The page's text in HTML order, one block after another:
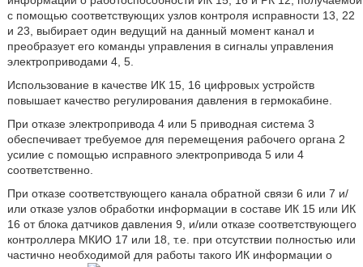
с помощью соответствующих узлов контроля исправности 13, 22
и 23, выбирает один ведущий на данный момент канал и
преобразует его команды управления в сигналы управления
электроприводами 4, 5.
Использование в качестве ИК 15, 16 цифровых устройств
повышает качество регулирования давления в гермокабине.
При отказе электропривода 4 или 5 приводная система 3
обеспечивает требуемое для перемещения рабочего органа 2
усилие с помощью исправного электропривода 5 или 4
соответственно.
При отказе соответствующего канала обратной связи 6 или 7 и/
или отказе узлов обработки информации в составе ИК 15 или ИК
16 от блока датчиков давления 9, и/или отказе соответствующего
контроллера МКИО 17 или 18, т.е. при отсутствии полностью или
частично необходимой для работы такого ИК информации о